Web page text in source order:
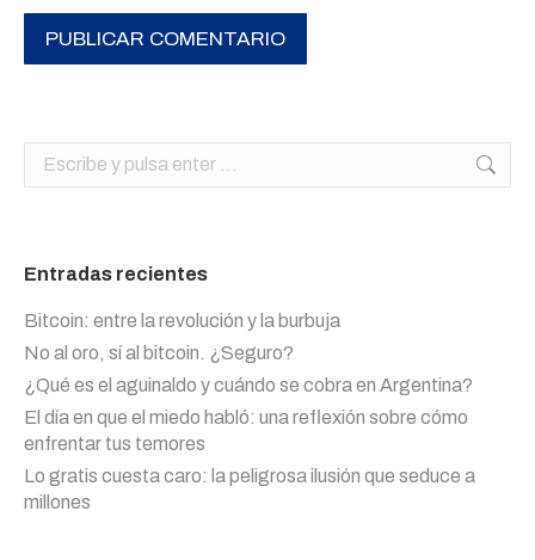
PUBLICAR COMENTARIO
Buscar:
Entradas recientes
Bitcoin: entre la revolución y la burbuja
No al oro, sí al bitcoin. ¿Seguro?
¿Qué es el aguinaldo y cuándo se cobra en Argentina?
El día en que el miedo habló: una reflexión sobre cómo
enfrentar tus temores
Lo gratis cuesta caro: la peligrosa ilusión que seduce a
millones